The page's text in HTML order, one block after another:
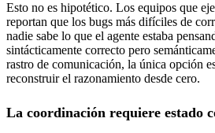
Esto no es hipotético. Los equipos que
reportan que los bugs más difíciles de
nadie sabe lo que el agente estaba
sintácticamente correcto pero
rastro de comunicación, la única opción
reconstruir el razonamiento desde cero.
La coordinación requiere estado